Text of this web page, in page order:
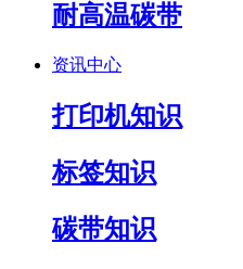
耐高温碳带
资讯中心
打印机知识
标签知识
碳带知识